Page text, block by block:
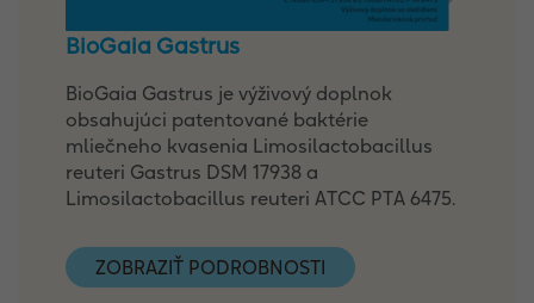
BioGaia Gastrus
BioGaia Gastrus je výživový doplnok
obsahujúci patentované baktérie
mliečneho kvasenia Limosilactobacillus
reuteri Gastrus DSM 17938 a
Limosilactobacillus reuteri ATCC PTA 6475.
ZOBRAZIŤ PODROBNOSTI